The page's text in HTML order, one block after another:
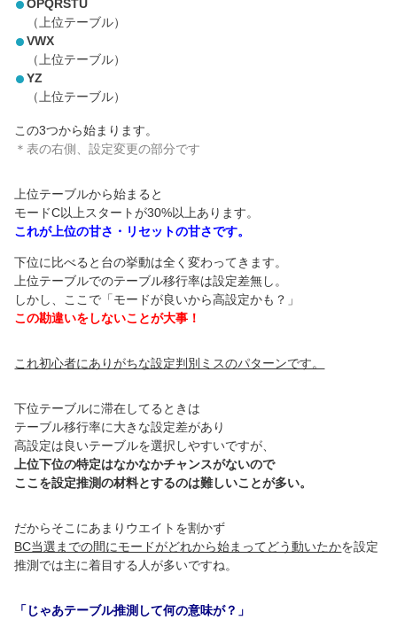
OPQRSTU
（上位テーブル）
VWX
（上位テーブル）
YZ
（上位テーブル）
この3つから始まります。
＊表の右側、設定変更の部分です
上位テーブルから始まると
モードC以上スタートが30%以上あります。
これが上位の甘さ・リセットの甘さです。
下位に比べると台の挙動は全く変わってきます。
上位テーブルでのテーブル移行率は設定差無し。
しかし、ここで「モードが良いから高設定かも？」
この勘違いをしないことが大事！
これ初心者にありがちな設定判別ミスのパターンです。
下位テーブルに滞在してるときは
テーブル移行率に大きな設定差があり
高設定は良いテーブルを選択しやすいですが、
上位下位の特定はなかなかチャンスがないので
ここを設定推測の材料とするのは難しいことが多い。
だからそこにあまりウエイトを割かず
BC当選までの間にモードがどれから始まってどう動いたかを設定
推測では主に着目する人が多いですね。
「じゃあテーブル推測して何の意味が？」